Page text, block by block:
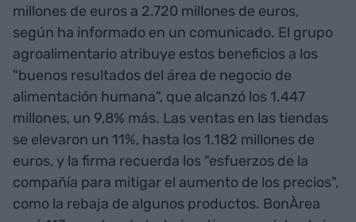
millones de euros a 2.720 millones de euros,
según ha informado en un comunicado. El grupo
agroalimentario atribuye estos beneficios a los
"buenos resultados del área de negocio de
alimentación humana", que alcanzó los 1.447
millones, un 9,8% más. Las ventas en las tiendas
se elevaron un 11%, hasta los 1.182 millones de
euros, y la firma recuerda los "esfuerzos de la
compañía para mitigar el aumento de los precios",
como la rebaja de algunos productos. BonÀrea